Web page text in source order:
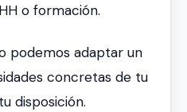
o formación.
podemos adaptar un
concretas de tu
disposición.